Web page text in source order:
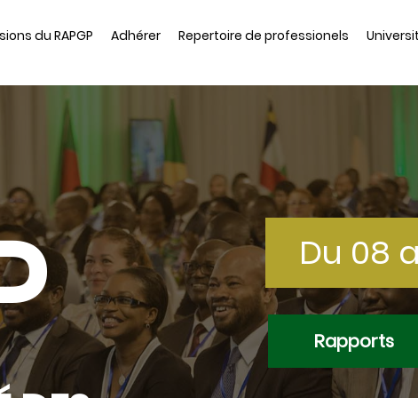
du RAPGP Adhérer Repertoire de professionels
Du 08
Rapports